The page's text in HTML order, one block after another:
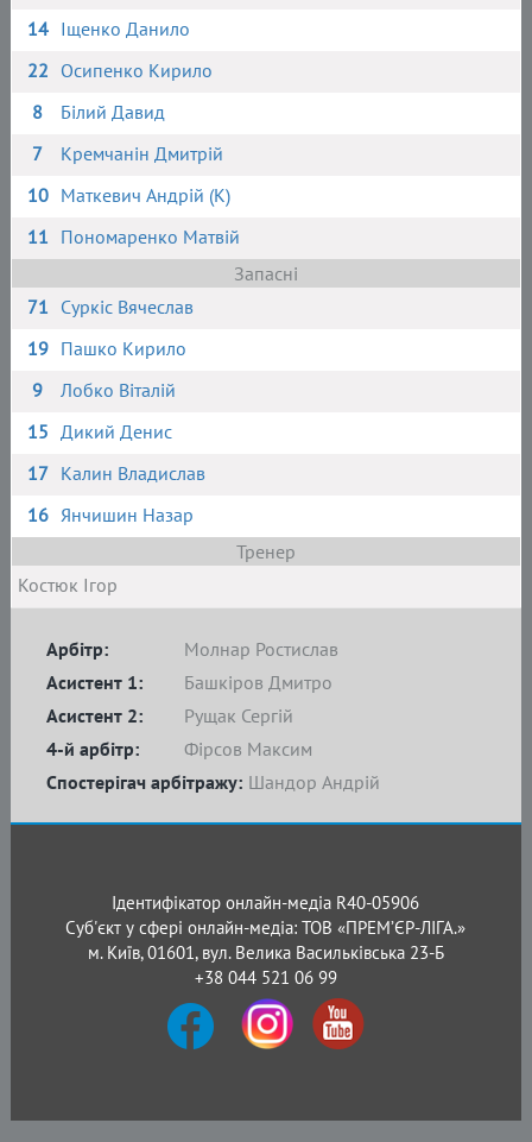
14 Іщенко Данило
22 Осипенко Кирило
8
Білий Давид
7
Кремчанін Дмитрій
10 Маткевич Андрій (К)
11 Пономаренко Матвій
Запасні
71 Суркіс Вячеслав
19 Пашко Кирило
9
Лобко Віталій
15 Дикий Денис
17 Калин Владислав
16 Янчишин Назар
Тренер
Костюк Ігор
Арбітр:
Молнар Ростислав
Асистент 1:
Башкіров Дмитро
Асистент 2:
Рущак Сергій
4-й арбітр:
Фірсов Максим
Спостерігач арбітражу: Шандор Андрій
Ідентифікатор онлайн-медіа R40-05906
Суб'єкт у сфері онлайн-медіа: ТОВ «ПРЕМ’ЄР-ЛІГА.»
м. Київ, 01601, вул. Велика Васильківська 23-Б
+38 044 521 06 99